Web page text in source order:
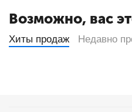
Возможно, вас
Хиты продаж Недавно